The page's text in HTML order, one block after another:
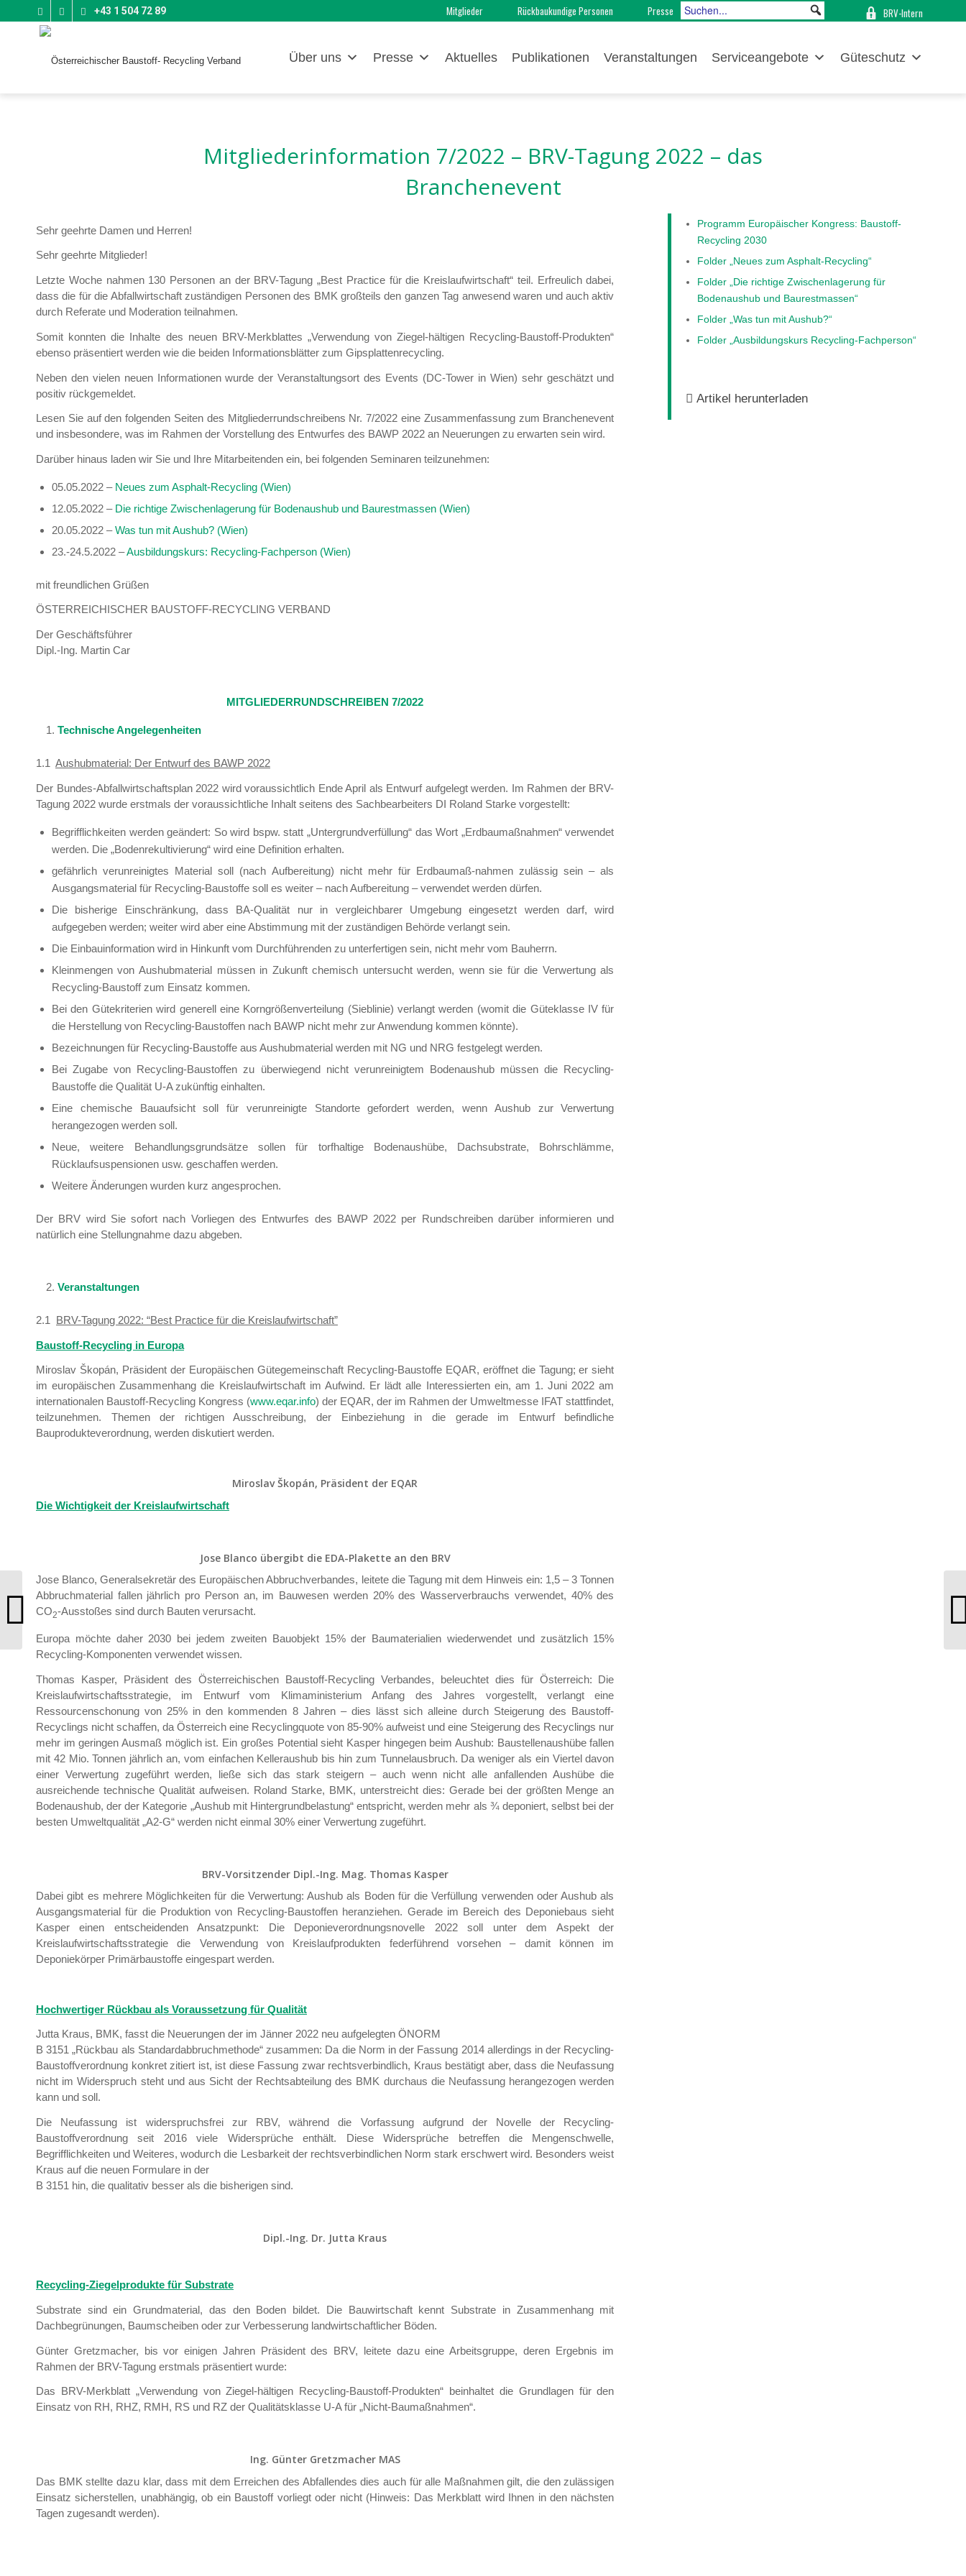
Mitglieder Rückbaukundige Personen Presse BRV-Intern
+43 1 504 72 89
Über uns Presse Aktuelles Publikationen Veranstaltungen Serviceangebote Güteschutz
Mitgliederinformation 7/2022 – BRV-Tagung 2022 – das
Branchenevent
Sehr geehrte Damen und Herren!
Sehr geehrte Mitglieder!
Letzte Woche nahmen 130 Personen an der BRV-Tagung „Best Practice für die Kreislaufwirtschaft“ teil. Erfreulich dabei,
dass die für die Abfallwirtschaft zuständigen Personen des BMK großteils den ganzen Tag anwesend waren und auch aktiv
durch Referate und Moderation teilnahmen.
Somit konnten die Inhalte des neuen BRV-Merkblattes „Verwendung von Ziegel-hältigen Recycling-Baustoff-Produkten“
ebenso präsentiert werden wie die beiden Informationsblätter zum Gipsplattenrecycling.
Neben den vielen neuen Informationen wurde der Veranstaltungsort des Events (DC-Tower in Wien) sehr geschätzt und
positiv rückgemeldet.
Lesen Sie auf den folgenden Seiten des Mitgliederrundschreibens Nr. 7/2022 eine Zusammenfassung zum Branchenevent
und insbesondere, was im Rahmen der Vorstellung des Entwurfes des BAWP 2022 an Neuerungen zu erwarten sein wird.
Darüber hinaus laden wir Sie und Ihre Mitarbeitenden ein, bei folgenden Seminaren teilzunehmen:
05.05.2022 – Neues zum Asphalt-Recycling (Wien)
12.05.2022 – Die richtige Zwischenlagerung für Bodenaushub und Baurestmassen (Wien)
20.05.2022 –Was tun mit Aushub? (Wien)
23.-24.5.2022 –Ausbildungskurs: Recycling-Fachperson (Wien)
mit freundlichen Grüßen
ÖSTERREICHISCHER BAUSTOFF-RECYCLING VERBAND
Der Geschäftsführer
Dipl.-Ing. Martin Car
MITGLIEDERRUNDSCHREIBEN 7/2022
Technische Angelegenheiten
1.1 Aushubmaterial: Der Entwurf des BAWP 2022
Der Bundes-Abfallwirtschaftsplan 2022 wird voraussichtlich Ende April als Entwurf aufgelegt werden. Im Rahmen der BRV-
Tagung 2022 wurde erstmals der voraussichtliche Inhalt seitens des Sachbearbeiters DI Roland Starke vorgestellt:
Begrifflichkeiten werden geändert: So wird bspw. statt „Untergrundverfüllung“ das Wort „Erdbaumaßnahmen“ verwendet
werden. Die „Bodenrekultivierung“ wird eine Definition erhalten.
gefährlich verunreinigtes Material soll (nach Aufbereitung) nicht mehr für Erdbaumaß-nahmen zulässig sein – als
Ausgangsmaterial für Recycling-Baustoffe soll es weiter – nach Aufbereitung – verwendet werden dürfen.
Die bisherige Einschränkung, dass BA-Qualität nur in vergleichbarer Umgebung eingesetzt werden darf, wird
aufgegeben werden; weiter wird aber eine Abstimmung mit der zuständigen Behörde verlangt sein.
Die Einbauinformation wird in Hinkunft vom Durchführenden zu unterfertigen sein, nicht mehr vom Bauherrn.
Kleinmengen von Aushubmaterial müssen in Zukunft chemisch untersucht werden, wenn sie für die Verwertung als
Recycling-Baustoff zum Einsatz kommen.
Bei den Gütekriterien wird generell eine Korngrößenverteilung (Sieblinie) verlangt werden (womit die Güteklasse IV für
die Herstellung von Recycling-Baustoffen nach BAWP nicht mehr zur Anwendung kommen könnte).
Bezeichnungen für Recycling-Baustoffe aus Aushubmaterial werden mit NG und NRG festgelegt werden.
Bei Zugabe von Recycling-Baustoffen zu überwiegend nicht verunreinigtem Bodenaushub müssen die Recycling-
Baustoffe die Qualität U-A zukünftig einhalten.
Eine chemische Bauaufsicht soll für verunreinigte Standorte gefordert werden, wenn Aushub zur Verwertung
herangezogen werden soll.
Neue, weitere Behandlungsgrundsätze sollen für torfhaltige Bodenaushübe, Dachsubstrate, Bohrschlämme,
Rücklaufsuspensionen usw. geschaffen werden.
Weitere Änderungen wurden kurz angesprochen.
Der BRV wird Sie sofort nach Vorliegen des Entwurfes des BAWP 2022 per Rundschreiben darüber informieren und
natürlich eine Stellungnahme dazu abgeben.
Veranstaltungen
2.1 BRV-Tagung 2022: “Best Practice für die Kreislaufwirtschaft”
Baustoff-Recycling in Europa
Miroslav Škopán, Präsident der Europäischen Gütegemeinschaft Recycling-Baustoffe EQAR, eröffnet die Tagung; er sieht
im europäischen Zusammenhang die Kreislaufwirtschaft im Aufwind. Er lädt alle Interessierten ein, am 1. Juni 2022 am
internationalen Baustoff-Recycling Kongress (www.eqar.info) der EQAR, der im Rahmen der Umweltmesse IFAT stattfindet,
teilzunehmen. Themen der richtigen Ausschreibung, der Einbeziehung in die gerade im Entwurf befindliche
Bauprodukteverordnung, werden diskutiert werden.
Miroslav Škopán, Präsident der EQAR
Die Wichtigkeit der Kreislaufwirtschaft
Jose Blanco übergibt die EDA-Plakette an den BRV
Jose Blanco, Generalsekretär des Europäischen Abbruchverbandes, leitete die Tagung mit dem Hinweis ein: 1,5 – 3 Tonnen
Abbruchmaterial fallen jährlich pro Person an, im Bauwesen werden 20% des Wasserverbrauchs verwendet, 40% des
CO2-Ausstoßes sind durch Bauten verursacht.
Europa möchte daher 2030 bei jedem zweiten Bauobjekt 15% der Baumaterialien wiederwendet und zusätzlich 15%
Recycling-Komponenten verwendet wissen.
Thomas Kasper, Präsident des Österreichischen Baustoff-Recycling Verbandes, beleuchtet dies für Österreich: Die
Kreislaufwirtschaftsstrategie, im Entwurf vom Klimaministerium Anfang des Jahres vorgestellt, verlangt eine
Ressourcenschonung von 25% in den kommenden 8 Jahren – dies lässt sich alleine durch Steigerung des Baustoff-
Recyclings nicht schaffen, da Österreich eine Recyclingquote von 85-90% aufweist und eine Steigerung des Recyclings nur
mehr im geringen Ausmaß möglich ist. Ein großes Potential sieht Kasper hingegen beim Aushub: Baustellenaushübe fallen
mit 42 Mio. Tonnen jährlich an, vom einfachen Kelleraushub bis hin zum Tunnelausbruch. Da weniger als ein Viertel davon
einer Verwertung zugeführt werden, ließe sich das stark steigern – auch wenn nicht alle anfallenden Aushübe die
ausreichende technische Qualität aufweisen. Roland Starke, BMK, unterstreicht dies: Gerade bei der größten Menge an
Bodenaushub, der der Kategorie „Aushub mit Hintergrundbelastung“ entspricht, werden mehr als ¾ deponiert, selbst bei der
besten Umweltqualität „A2-G“ werden nicht einmal 30% einer Verwertung zugeführt.
BRV-Vorsitzender Dipl.-Ing. Mag. Thomas Kasper
Dabei gibt es mehrere Möglichkeiten für die Verwertung: Aushub als Boden für die Verfüllung verwenden oder Aushub als
Ausgangsmaterial für die Produktion von Recycling-Baustoffen heranziehen. Gerade im Bereich des Deponiebaus sieht
Kasper einen entscheidenden Ansatzpunkt: Die Deponieverordnungsnovelle 2022 soll unter dem Aspekt der
Kreislaufwirtschaftsstrategie die Verwendung von Kreislaufprodukten federführend vorsehen – damit können im
Deponiekörper Primärbaustoffe eingespart werden.
Hochwertiger Rückbau als Voraussetzung für Qualität
Jutta Kraus, BMK, fasst die Neuerungen der im Jänner 2022 neu aufgelegten ÖNORM
B 3151 „Rückbau als Standardabbruchmethode“ zusammen: Da die Norm in der Fassung 2014 allerdings in der Recycling-
Baustoffverordnung konkret zitiert ist, ist diese Fassung zwar rechtsverbindlich, Kraus bestätigt aber, dass die Neufassung
nicht im Widerspruch steht und aus Sicht der Rechtsabteilung des BMK durchaus die Neufassung herangezogen werden
kann und soll.
Die Neufassung ist widerspruchsfrei zur RBV, während die Vorfassung aufgrund der Novelle der Recycling-
Baustoffverordnung seit 2016 viele Widersprüche enthält. Diese Widersprüche betreffen die Mengenschwelle,
Begrifflichkeiten und Weiteres, wodurch die Lesbarkeit der rechtsverbindlichen Norm stark erschwert wird. Besonders weist
Kraus auf die neuen Formulare in der
B 3151 hin, die qualitativ besser als die bisherigen sind.
Dipl.-Ing. Dr. Jutta Kraus
Recycling-Ziegelprodukte für Substrate
Substrate sind ein Grundmaterial, das den Boden bildet. Die Bauwirtschaft kennt Substrate in Zusammenhang mit
Dachbegrünungen, Baumscheiben oder zur Verbesserung landwirtschaftlicher Böden.
Günter Gretzmacher, bis vor einigen Jahren Präsident des BRV, leitete dazu eine Arbeitsgruppe, deren Ergebnis im
Rahmen der BRV-Tagung erstmals präsentiert wurde:
Das BRV-Merkblatt „Verwendung von Ziegel-hältigen Recycling-Baustoff-Produkten“ beinhaltet die Grundlagen für den
Einsatz von RH, RHZ, RMH, RS und RZ der Qualitätsklasse U-A für „Nicht-Baumaßnahmen“.
Ing. Günter Gretzmacher MAS
Das BMK stellte dazu klar, dass mit dem Erreichen des Abfallendes dies auch für alle Maßnahmen gilt, die den zulässigen
Einsatz sicherstellen, unabhängig, ob ein Baustoff vorliegt oder nicht (Hinweis: Das Merkblatt wird Ihnen in den nächsten
Tagen zugesandt werden).
Programm Europäischer Kongress: Baustoff-
Recycling 2030
Folder „Neues zum Asphalt-Recycling“
Folder „Die richtige Zwischenlagerung für
Bodenaushub und Baurestmassen“
Folder „Was tun mit Aushub?“
Folder „Ausbildungskurs Recycling-Fachperson“
Artikel herunterladen
Mitgliederinformation 6/2022